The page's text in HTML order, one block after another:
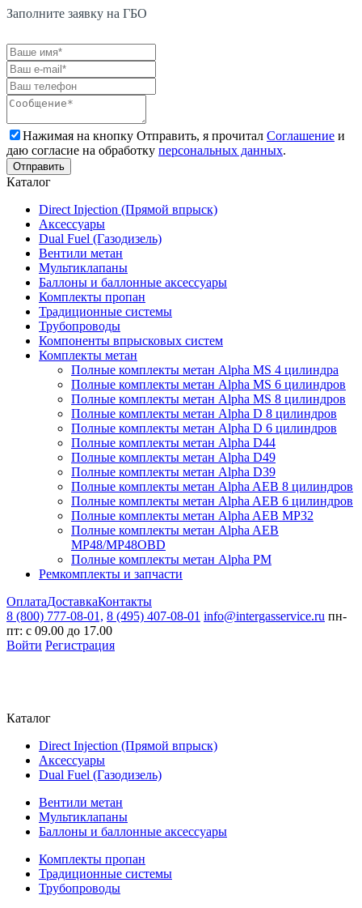
Заполните заявку на ГБО
Нажимая на кнопку Отправить, я прочитал Соглашение и
даю согласие на обработку персональных данных.
Каталог
Direct Injection (Прямой впрыск)
Аксессуары
Dual Fuel (Газодизель)
Вентили метан
Мультиклапаны
Баллоны и баллонные аксессуары
Комплекты пропан
Традиционные системы
Трубопроводы
Компоненты впрысковых систем
Комплекты метан
Полные комплекты метан Alpha MS 4 цилиндра
Полные комплекты метан Alpha MS 6 цилиндров
Полные комплекты метан Alpha MS 8 цилиндров
Полные комплекты метан Alpha D 8 цилиндров
Полные комплекты метан Alpha D 6 цилиндров
Полные комплекты метан Alpha D44
Полные комплекты метан Alpha D49
Полные комплекты метан Alpha D39
Полные комплекты метан Alpha AEB 8 цилиндров
Полные комплекты метан Alpha AEB 6 цилиндров
Полные комплекты метан Alpha AEB MP32
Полные комплекты метан Alpha AEB
MP48/MP48OBD
Полные комплекты метан Alpha PM
Ремкомплекты и запчасти
ОплатаДоставкаКонтакты
8 (800) 777-08-01, 8 (495) 407-08-01 info@intergasservice.ru пн-
пт: с 09.00 до 17.00
Войти Регистрация
Каталог
Direct Injection (Прямой впрыск)
Аксессуары
Dual Fuel (Газодизель)
Вентили метан
Мультиклапаны
Баллоны и баллонные аксессуары
Комплекты пропан
Традиционные системы
Трубопроводы